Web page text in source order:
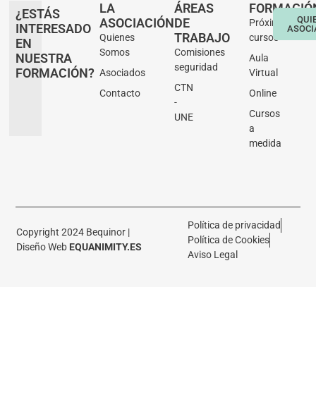
¿ESTÁS
INTERESADO
EN
NUESTRA
FORMACIÓN?
LA
ASOCIACIÓN
Quienes
Somos
Asociados
Contacto
ÁREAS
DE
TRABAJO
Comisiones
seguridad
CTN
-
UNE
Próximos
cursos
Aula
Virtual
Online
Cursos
a
medida
Copyright 2024 Bequinor |
Diseño Web EQUANIMITY.ES
Política de privacidad
Política de Cookies
Aviso Legal